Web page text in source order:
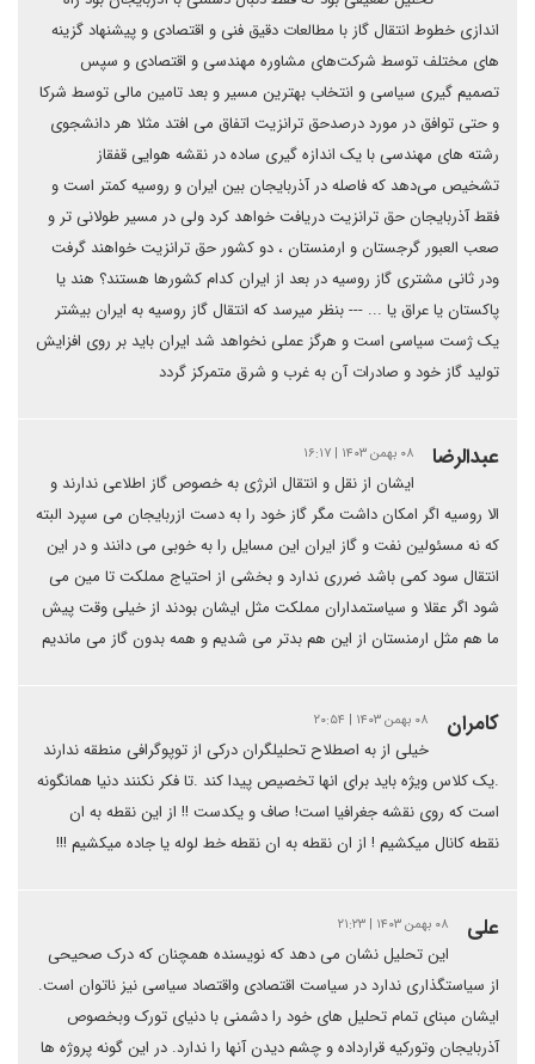
اندازی خطوط انتقال گاز با مطالعات دقیق فنی و اقتصادی و پیشنهاد گزینه
های مختلف توسط شرکت‌های مشاوره مهندسی و اقتصادی و سپس
تصمیم گیری سیاسی و انتخاب بهترین مسیر و بعد تامین مالی توسط شرکا
و حتی توافق در مورد درصدحق ترانزیت اتفاق می افتد مثلا هر دانشجوی
رشته های مهندسی با یک اندازه گیری ساده در نقشه هوایی قفقاز
تشخیص می‌دهد که فاصله در آذربایجان بین ایران و روسیه کمتر است و
فقط آذربایجان حق ترانزیت دریافت خواهد کرد ولی در مسیر طولانی تر و
صعب العبور گرجستان و ارمنستان ، دو کشور حق ترانزیت خواهند گرفت
ودر ثانی مشتری گاز روسیه در بعد از ایران کدام کشورها هستند؟ هند یا
پاکستان یا عراق یا ... --- بنظر میرسد که انتقال گاز روسیه به ایران بیشتر
یک ژست سیاسی است و هرگز عملی نخواهد شد ایران باید بر روی افزایش
تولید گاز خود و صادرات آن به غرب و شرق متمرکز گردد
عبدالرضا ۰۸ بهمن ۱۴۰۳ | ۱۶:۱۷
ایشان از نقل و انتقال انرژی به خصوص گاز اطلاعی ندارند و
الا روسیه اگر امکان داشت مگر گاز خود را به دست ازربایجان می سپرد البته
که نه مسئولین نفت و گاز ایران این مسایل را به خوبی می دانند و در این
انتقال سود کمی باشد ضرری ندارد و بخشی از احتیاج مملکت تا مین می
شود اگر عقلا و سیاستمداران مملکت مثل ایشان بودند از خیلی وقت پیش
ما هم مثل ارمنستان از این هم بدتر می شدیم و همه بدون گاز می ماندیم
کامران ۰۸ بهمن ۱۴۰۳ | ۲۰:۵۴
خیلی از به اصطلاح تحلیلگران درکی از توپوگرافی منطقه ندارند
‌.یک کلاس ویژه باید برای انها تخصیص پیدا کند .تا فکر نکنند دنیا همانگونه
است که روی نقشه جغرافیا است! صاف و یکدست !! از این نقطه به ان
نقطه کانال میکشیم ! از ان نقطه به ان نقطه خط لوله یا جاده میکشیم !!!
علی ۰۸ بهمن ۱۴۰۳ | ۲۱:۲۳
این تحلیل نشان می دهد که نویسنده همچنان که درک صحیحی
از سیاستگذاری ندارد در سیاست اقتصادی واقتصاد سیاسی نیز ناتوان است.
ایشان مبنای تمام تحلیل های خود را دشمنی با دنیای تورک وبخصوص
آذربایجان وتورکیه قرارداده و چشم دیدن آنها را ندارد. در این گونه پروژه ها